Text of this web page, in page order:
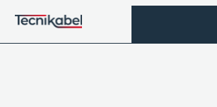
contenuto